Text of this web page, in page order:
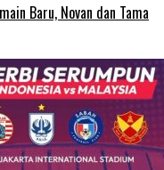
Baru, Novan dan Tama